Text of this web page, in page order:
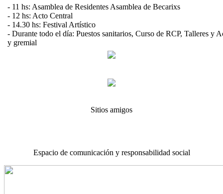
- 11 hs: Asamblea de Residentes Asamblea de Becarixs
- 12 hs: Acto Central
- 14.30 hs: Festival Artístico
- Durante todo el día: Puestos sanitarios, Curso de RCP, Talleres y
y gremial
Sitios amigos
Espacio de comunicación y responsabilidad social